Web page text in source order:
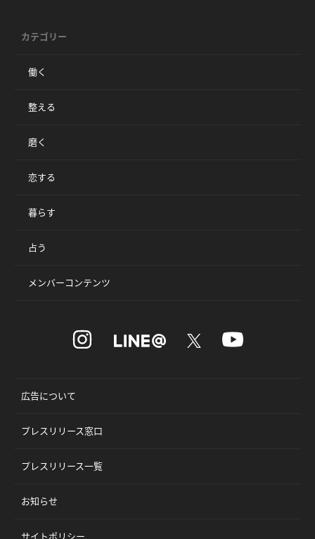
カテゴリー
働く
整える
磨く
恋する
暮らす
占う
メンバーコンテンツ
広告について
プレスリリース窓口
プレスリリース一覧
お知らせ
サイトポリシー